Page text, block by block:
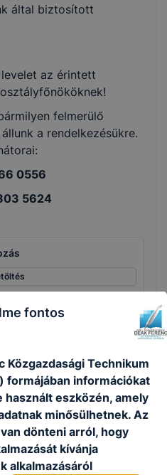
által biztosított
az érintett
felmerülő
a rendelkezésükre.
0556
5624
Felelős Államtitkárság
fontos
Közgazdasági Technikum
formájában információkat
eszközén, amely
minősülhetnek. Az
dönteni arról, hogy
kívánja
alkalmazásáról